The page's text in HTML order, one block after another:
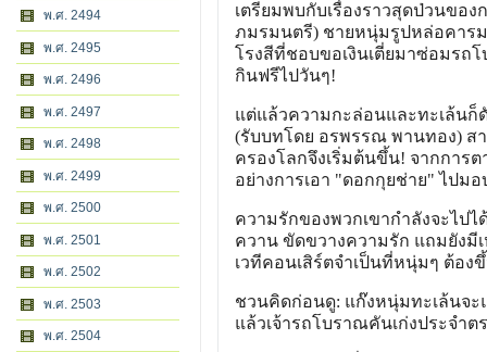
พ.ศ. 2494
พ.ศ. 2495
พ.ศ. 2496
พ.ศ. 2497
พ.ศ. 2498
พ.ศ. 2499
พ.ศ. 2500
พ.ศ. 2501
พ.ศ. 2502
พ.ศ. 2503
พ.ศ. 2504
เตรียมพบกับเรื่องราวสุดป่วนขอ
ภมรมนตรี) ชายหนุ่มรูปหล่อคารม
โรงสีที่ชอบขอเงินเตี่ยมาซ่อมรถ
กินฟรีไปวันๆ!
แต่แล้วความกะล่อนและทะเล้นก็
(รับบทโดย อรพรรณ พานทอง) ส
ครองโลกจึงเริ่มต้นขึ้น! จากการ
อย่างการเอา "ดอกกุยช่าย" ไปม
ความรักของพวกเขากำลังจะไป
ควาน ขัดขวางความรัก แถมยังมี
เวทีคอนเสิร์ตจำเป็นที่หนุ่มๆ ต้อง
ชวนคิดก่อนดู: แก๊งหนุ่มทะเล้นจะ
แล้วเจ้ารถโบราณคันเก่งประจำ